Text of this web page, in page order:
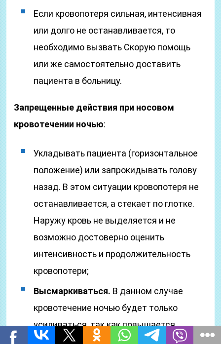
Если кровопотеря сильная, интенсивная
или долго не останавливается, то
необходимо вызвать Скорую помощь
или же самостоятельно доставить
пациента в больницу.
Запрещенные действия при носовом
кровотечении ночью:
Укладывать пациента (горизонтальное
положение) или запрокидывать голову
назад. В этом ситуации кровопотеря не
останавливается, а стекает по глотке.
Наружу кровь не выделяется и не
возможно достоверно оценить
интенсивность и продолжительность
кровопотери;
Высмаркиваться. В данном случае
кровотечение ночью будет только
усиливаться, так как повышается
давление в полости органа и удаляется